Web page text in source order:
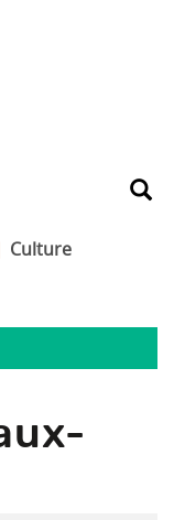
Culture